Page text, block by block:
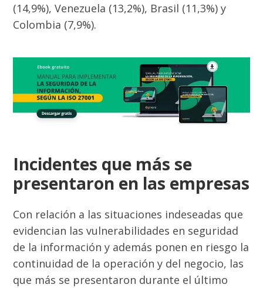
(14,9%), Venezuela (13,2%), Brasil (11,3%) y
Colombia (7,9%).
Incidentes que más se
presentaron en las empresas
Con relación a las situaciones indeseadas que
evidencian las vulnerabilidades en seguridad
de la información y además ponen en riesgo la
continuidad de la operación y del negocio, las
que más se presentaron durante el último